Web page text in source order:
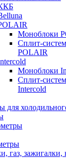
Моноблоки
Сплит-
POLAIR
Моноблоки
Сплит-
Intercold
для
газ, зажигалки,